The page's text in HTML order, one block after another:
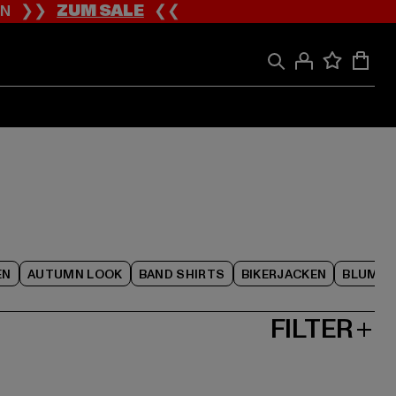
❯❯ZUM SALE❮❮
AUTUMN LOOK BAND SHIRTS BIKERJACKEN
FILTER